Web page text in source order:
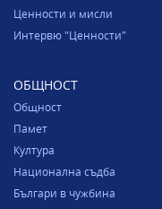
Ценности и мисли
Интервю "Ценности"
ОБЩНОСТ
Общност
Памет
Култура
Национална съдба
Българи в чужбина